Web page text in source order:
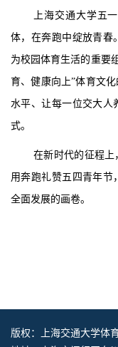
上海交通大学五
体，在奔跑中绽放青春
为校园体育生活的重要
育、健康向上”体育文
水平、让每一位交大人
式。
在新时代的征程上
用奔跑礼赞五四青年节
全面发展的画卷。
版权：上海交通大学体